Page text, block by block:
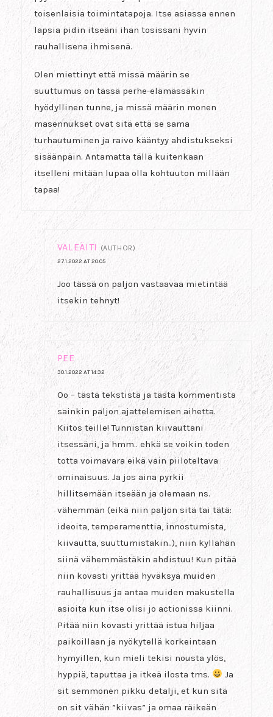
toisenlaisia toimintatapoja. Itse asiassa ennen
lapsia pidin itseäni ihan tosissani hyvin
rauhallisena ihmisenä.
Olen miettinyt että missä määrin se
suuttumus on tässä perhe-elämässäkin
hyödyllinen tunne, ja missä määrin monen
masennukset ovat sitä että se sama
turhautuminen ja raivo kääntyy ahdistukseksi
sisäänpäin. Antamatta tällä kuitenkaan
itselleni mitään lupaa olla kohtuuton millään
tapaa!
VALEÄITI (AUTHOR)
27.1.2022 AT 20:05
Joo tässä on paljon vastaavaa mietintää
itsekin tehnyt!
PEE
30.1.2022 AT 14:32
Oo – tästä tekstistä ja tästä kommentista
sainkin paljon ajattelemisen aihetta.
Kiitos teille! Tunnistan kiivauttani
itsessäni, ja hmm.. ehkä se voikin toden
totta voimavara eikä vain piiloteltava
ominaisuus. Ja jos aina pyrkii
hillitsemään itseään ja olemaan ns.
vähemmän (eikä niin paljon sitä tai tätä:
ideoita, temperamenttia, innostumista,
kiivautta, suuttumistakin..), niin kyllähän
siinä vähemmästäkin ahdistuu! Kun pitää
niin kovasti yrittää hyväksyä muiden
rauhallisuus ja antaa muiden makustella
asioita kun itse olisi jo actionissa kiinni.
Pitää niin kovasti yrittää istua hiljaa
paikoillaan ja nyökytellä korkeintaan
hymyillen, kun mieli tekisi nousta ylös,
hyppiä, taputtaa ja itkeä ilosta tms.
Ja
sit semmonen pikku detalji, et kun sitä
on sit vähän ”kiivas” ja omaa räikeän